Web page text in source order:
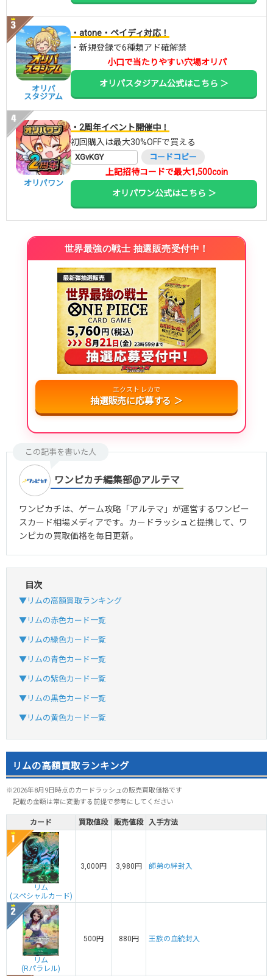
オリパ
スタジアム
・atone・ペイディ対応！
・新規登録で6種類アド確解禁
小口で当たりやすい穴場オリパ
オリパスタジアム公式はこちら ＞
オリパワン
・2周年イベント開催中！
初回購入は最大30%OFFで買える
XGvKGY コードコピー
上記招待コードで最大1,500coin
オリパワン公式はこちら ＞
世界最強の戦士 抽選販売受付中！
エクストレカで
抽選販売に応募する ＞
この記事を書いた人
ワンピカチ編集部@アルテマ
ワンピカチは、ゲーム攻略「アルテマ」が運営するワンピー
スカード相場メディアです。カードラッシュと提携して、ワ
ンピカの買取価格を毎日更新。
目次
▼リムの高額買取ランキング
▼リムの赤色カード一覧
▼リムの緑色カード一覧
▼リムの青色カード一覧
▼リムの紫色カード一覧
▼リムの黒色カード一覧
▼リムの黄色カード一覧
リムの高額買取ランキング
※2026年8月9日時点のカードラッシュの販売買取価格です
記載の金額は常に変動する前提で参考にしてください
カード 買取値段 販売値段 入手方法
リム
(スペシャルカード)
3,000円 3,980円 師弟の絆封入
リム
(Rパラレル)
500円 880円 王族の血統封入